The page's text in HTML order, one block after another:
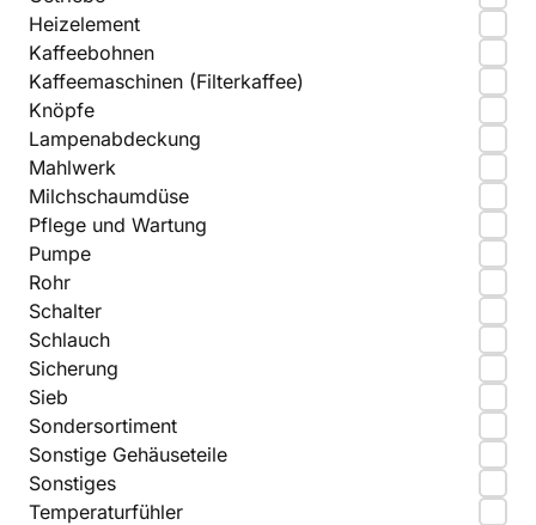
Heizelement
Kaffeebohnen
Kaffeemaschinen (Filterkaffee)
Knöpfe
Lampenabdeckung
Mahlwerk
Milchschaumdüse
Pflege und Wartung
Pumpe
Rohr
Schalter
Schlauch
Sicherung
Sieb
Sondersortiment
Sonstige Gehäuseteile
Sonstiges
Temperaturfühler